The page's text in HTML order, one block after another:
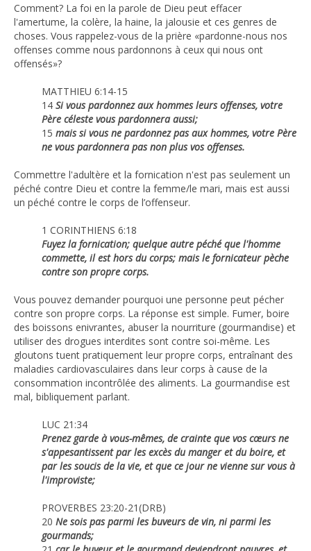
Comment? La foi en la parole de Dieu peut effacer
l'amertume, la colère, la haine, la jalousie et ces genres de
choses. Vous rappelez-vous de la prière «pardonne-nous nos
offenses comme nous pardonnons à ceux qui nous ont
offensés»?
MATTHIEU 6:14-15
14 Si vous pardonnez aux hommes leurs offenses, votre
Père céleste vous pardonnera aussi;
15 mais si vous ne pardonnez pas aux hommes, votre Père
ne vous pardonnera pas non plus vos offenses.
Commettre l'adultère et la fornication n'est pas seulement un
péché contre Dieu et contre la femme/le mari, mais est aussi
un péché contre le corps de l’offenseur.
1 CORINTHIENS 6:18
Fuyez la fornication; quelque autre péché que l'homme
commette, il est hors du corps; mais le fornicateur pèche
contre son propre corps.
Vous pouvez demander pourquoi une personne peut pécher
contre son propre corps. La réponse est simple. Fumer, boire
des boissons enivrantes, abuser la nourriture (gourmandise) et
utiliser des drogues interdites sont contre soi-même. Les
gloutons tuent pratiquement leur propre corps, entraînant des
maladies cardiovasculaires dans leur corps à cause de la
consommation incontrôlée des aliments. La gourmandise est
mal, bibliquement parlant.
LUC 21:34
Prenez garde à vous-mêmes, de crainte que vos cœurs ne
s'appesantissent par les excès du manger et du boire, et
par les soucis de la vie, et que ce jour ne vienne sur vous à
l'improviste;
PROVERBES 23:20-21(DRB)
20 Ne sois pas parmi les buveurs de vin, ni parmi les
gourmands;